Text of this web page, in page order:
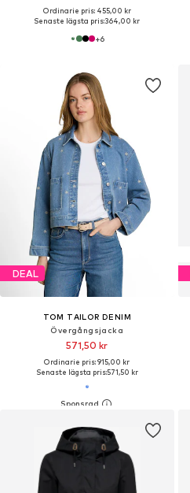
Ordinarie pris: 455,00 kr
Senaste lägsta pris:364,00 kr
+6
DEAL
TOM TAILOR DENIM
Övergångsjacka
571,50 kr
Ordinarie pris: 915,00 kr
Senaste lägsta pris:571,50 kr